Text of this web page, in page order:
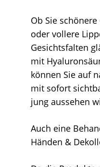
Ob Sie
oder vollere
Gesichtsfalten
mit
können Sie auf
mit sofort
jung aussehen
Auch eine
Händen &